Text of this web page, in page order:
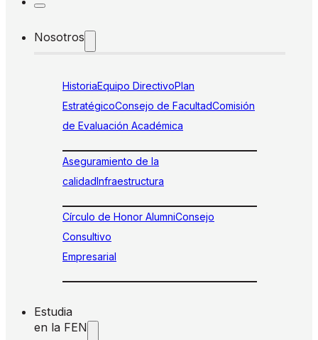
Nosotros
HistoriaEquipo DirectivoPlan
EstratégicoConsejo de FacultadComisión
de Evaluación Académica
Aseguramiento de la
calidadInfraestructura
Círculo de Honor AlumniConsejo
Consultivo
Empresarial
Estudia
en la FEN